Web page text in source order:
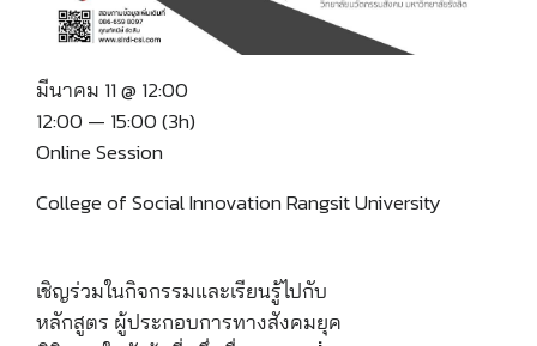
เชิญร่วมในกิจกรรมและเรียนรู้ไปกับ
หลักสูตร ผู้ประกอบการทางสังคมยุค
มีนาคม 11 @ 12:00
12:00 — 15:00(3h)
Online Session
College of Social Innovation Rangsit University